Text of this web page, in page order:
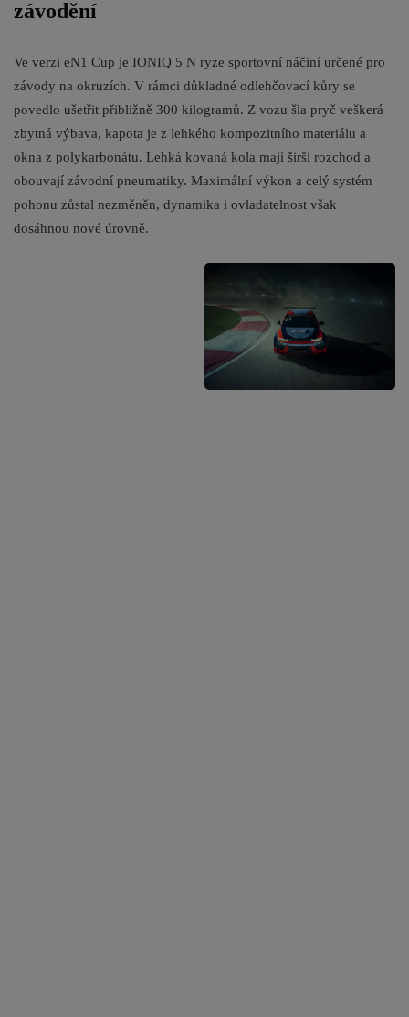
závodění
Ve verzi eN1 Cup je IONIQ 5 N ryze sportovní náčiní určené pro
závody na okruzích. V rámci důkladné odlehčovací kůry se
povedlo ušetřit přibližně 300 kilogramů. Z vozu šla pryč veškerá
zbytná výbava, kapota je z lehkého kompozitního materiálu a
okna z polykarbonátu. Lehká kovaná kola mají širší rozchod a
obouvají závodní pneumatiky. Maximální výkon a celý systém
pohonu zůstal nezměněn, dynamika i ovladatelnost však
dosáhnou nové úrovně.